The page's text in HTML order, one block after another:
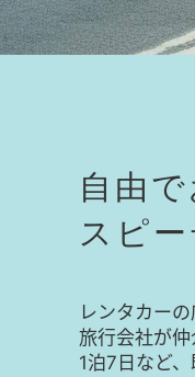
自由
スピ
レンタカー
旅行会社が仲
1泊7日など